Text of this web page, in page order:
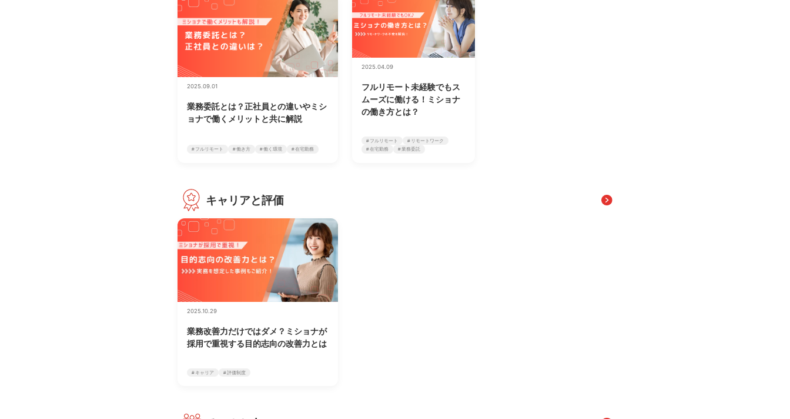
2025.09.01
業務委託とは？正社員との違いやミシ
ョナで働くメリットと共に解説
# フルリモート # 働き方 # 働く環境 # 在宅勤務
2025.04.09
フルリモート未経験でもス
ムーズに働ける！ミショナ
の働き方とは？
# フルリモート
# リモートワーク
# 在宅勤務
# 業務委託
キャリアと評価
2025.10.29
業務改善力だけではダメ？ミショナが
採用で重視する目的志向の改善力とは
# キャリア # 評価制度